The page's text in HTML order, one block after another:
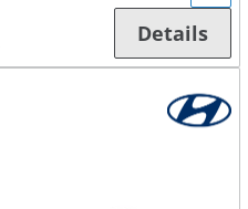
Details